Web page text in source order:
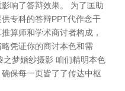
响了答辩效果。 为了匡助
专科的答辩PPT代作念干
算师和学术商讨者构成，
凭证你的商讨本色和需
梦婚纱摄影 咱们精明本色
保每一页皆了了传达中枢